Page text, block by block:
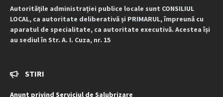
Autoritățile administrației publice locale sunt CONSILIUL
LOCAL, ca autoritate deliberativă și PRIMARUL, împreună cu
aparatul de specialitate, ca autoritate executivă. Acestea își
au sediul în Str. A. I. Cuza, nr. 15
STIRI
Anunt privind Serviciul de Salubrizare